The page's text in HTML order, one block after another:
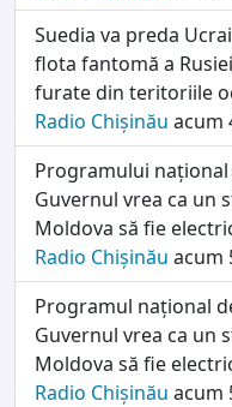
Suedia va preda
flota fantomă a
furate din teritoriile
Radio Chișinău acum
Programului
Guvernul vrea ca un
Moldova să fie
Radio Chișinău acum
Programul național
Guvernul vrea ca un
Moldova să fie
Radio Chișinău acum